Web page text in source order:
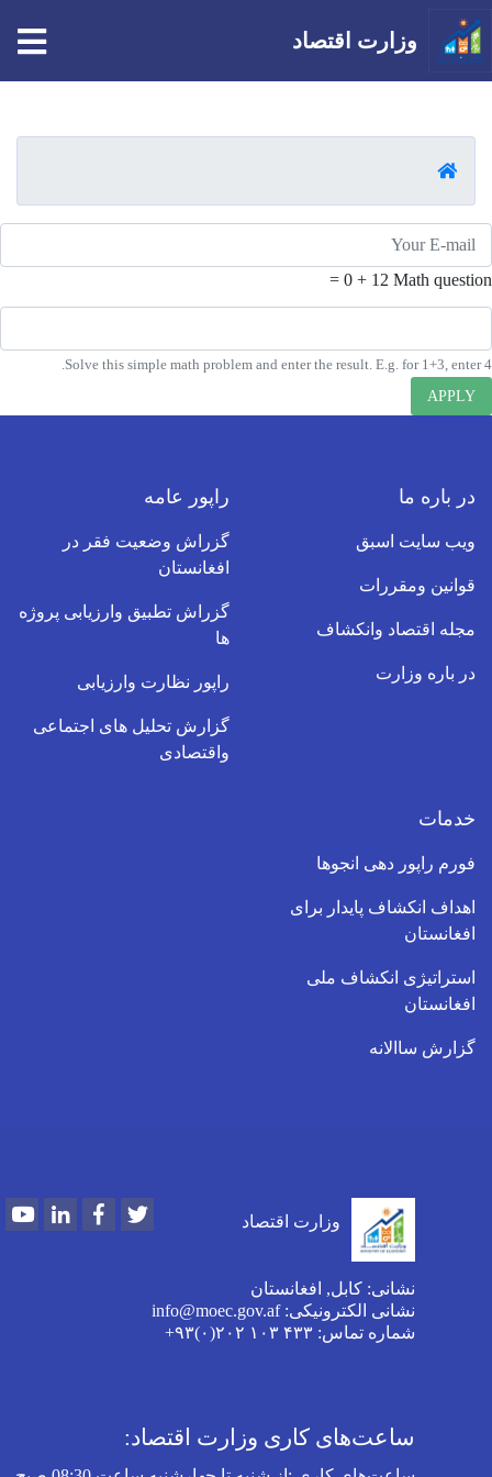
وزارت اقتصاد
صفحه اصلی
E-mail
Math question
12 + 0 =
Solve this simple math problem and enter the result. E.g. for 1+3, enter 4.
APPLY
در باره ما
ویب سایت اسبق
قوانین ومقررات
مجله اقتصاد وانکشاف
در باره وزارت
راپور عامه
گزراش وضعیت فقر در
افغانستان
گزراش تطبیق وارزیابی پروژه
ها
راپور نظارت وارزیابی
گزارش تحلیل های اجتماعی
واقتصادی
خدمات
فورم راپور دهی انجوها
اهداف انکشاف پایدار برای
افغانستان
استراتیژی انکشاف ملی
افغانستان
گزارش ساالانه
وزارت اقتصاد
YoutubeLinkedInFacebook
نشانی: کابل, افغانستان
نشانی الکترونیکی: info@moec.gov.af
شماره تماس: ۴۳۳ ۱۰۳ ۲۰۲(۰)۹۳+
ساعت‌های کاری وزارت اقتصاد: